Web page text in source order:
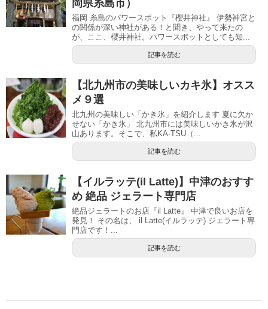
岡県糸島市）
福岡 糸島のパワースポット『櫻井神社』 伊勢神宮と
の関係が深い神社がある！と聞き、やって来たの
が、ここ、櫻井神社。パワースポットとしても知...
記事を読む
【北九州市の美味しいカキ氷】オスス
メ９選
北九州の美味しい「かき氷」を紹介します 夏に欠か
せない「かき氷」 北九州市には美味しいかき氷が沢
山あります。そこで、私KA-TSU（...
記事を読む
【イルラッテ(il Latte)】中津のおすす
め 絶品 ジェラート専門店
絶品ジェラートのお店『il Latte』 中津で良いお店を
発見！ その名は、 il Latte(イルラッテ) ジェラート専
門店です！...
記事を読む